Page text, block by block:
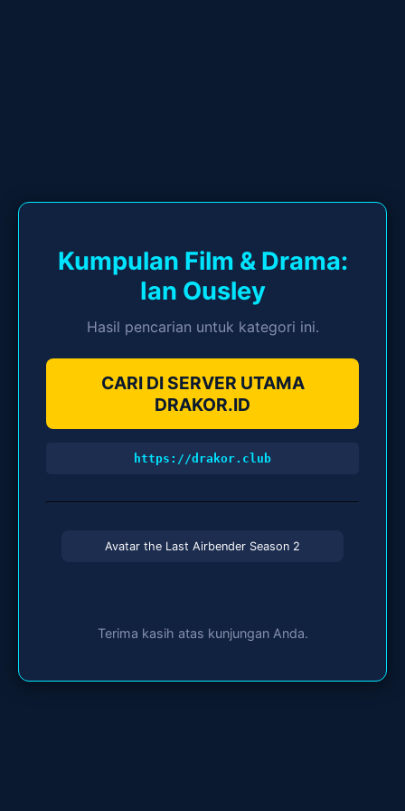
Kumpulan Film & Drama:
Ian Ousley
Hasil pencarian untuk kategori ini.
CARI DI SERVER UTAMA
DRAKOR.ID
https://drakor.club
Avatar the Last Airbender Season 2
Terima kasih atas kunjungan Anda.